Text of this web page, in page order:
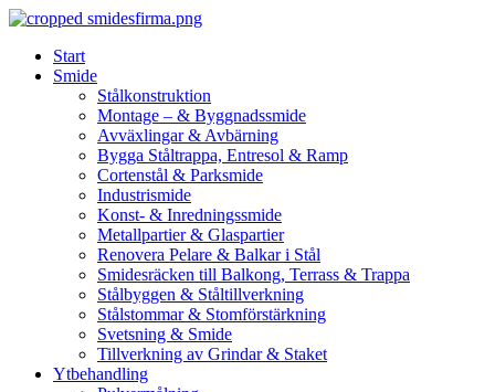
Skip
contentStart
Smide
Stålkonstruktion
Montage – & Byggnadssmide
Avväxlingar & Avbärning
Bygga Ståltrappa, Entresol & Ramp
Cortenstål & Parksmide
Industrismide
Konst- & Inredningssmide
Metallpartier & Glaspartier
Renovera Pelare & Balkar i Stål
Smidesräcken till Balkong, Terrass & Trappa
Stålbyggen & Ståltillverkning
Stålstommar & Stomförstärkning
Svetsning & Smide
Tillverkning av Grindar & Staket
Ytbehandling